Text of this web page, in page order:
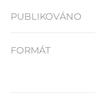
PUBLIKOVÁNO
FORMÁT